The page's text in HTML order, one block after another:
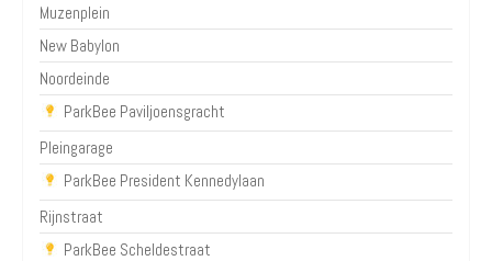
Muzenplein
New Babylon
Noordeinde
ParkBee Paviljoensgracht
Pleingarage
ParkBee President Kennedylaan
Rijnstraat
ParkBee Scheldestraat